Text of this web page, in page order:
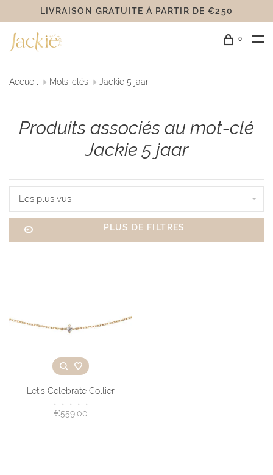
LIVRAISON GRATUITE Á PARTIR DE €250
0
Accueil Mots-clés Jackie 5 jaar
Produits associés au mot-clé
Jackie 5 jaar
Les plus vus
PLUS DE FILTRES
Let's Celebrate Collier
• • • • •
€559,00